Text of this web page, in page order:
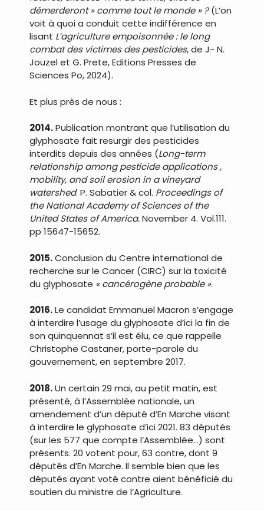
démerderont » comme tout le monde » ?(L’on
voit à quoi a conduit cette indifférence en
lisant L’agriculture empoisonnée : le long
combat des victimes des pesticides, de J- N.
Jouzel et G. Prete, Editions Presses de
Sciences Po, 2024).
Et plus près de nous :
2014.Publication montrant que l’utilisation du
glyphosate fait resurgir des pesticides
interdits depuis des années (Long-term
relationship among pesticide applications ,
mobility, and soil erosion in a vineyard
watershed. P. Sabatier & col. Proceedings of
the National Academy of Sciences of the
United States of America.November 4. Vol.111.
pp 15647-15652.
2015.Conclusion du Centre international de
recherche sur le Cancer (CIRC) sur la toxicité
du glyphosate « cancérogène probable ».
2016.Le candidat Emmanuel Macron s’engage
à interdire l’usage du glyphosate d’ici la fin de
son quinquennat s’il est élu, ce que rappelle
Christophe Castaner, porte-parole du
gouvernement, en septembre 2017.
2018.Un certain 29 mai, au petit matin, est
présenté, à l’Assemblée nationale, un
amendement d’un député d’En Marche visant
à interdire le glyphosate d’ici 2021. 83 députés
(sur les 577 que compte l’Assemblée…) sont
présents. 20 votent pour, 63 contre, dont 9
députés d’En Marche. Il semble bien que les
députés ayant voté contre aient bénéficié du
soutien du ministre de l’Agriculture.